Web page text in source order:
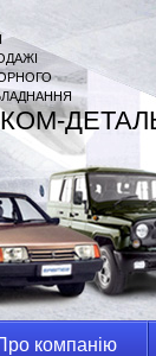
компанію